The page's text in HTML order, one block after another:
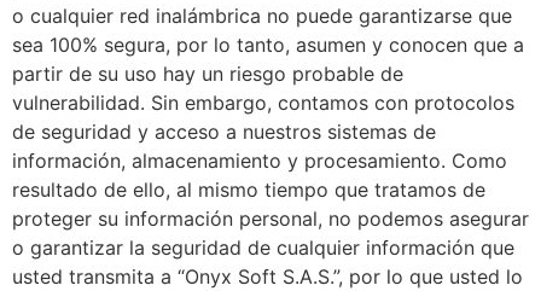
o cualquier red inalámbrica no puede garantizarse que
sea 100% segura, por lo tanto, asumen y conocen que a
partir de su uso hay un riesgo probable de
vulnerabilidad. Sin embargo, contamos con protocolos
de seguridad y acceso a nuestros sistemas de
información, almacenamiento y procesamiento. Como
resultado de ello, al mismo tiempo que tratamos de
proteger su información personal, no podemos asegurar
o garantizar la seguridad de cualquier información que
usted transmita a “Onyx Soft S.A.S.”, por lo que usted lo